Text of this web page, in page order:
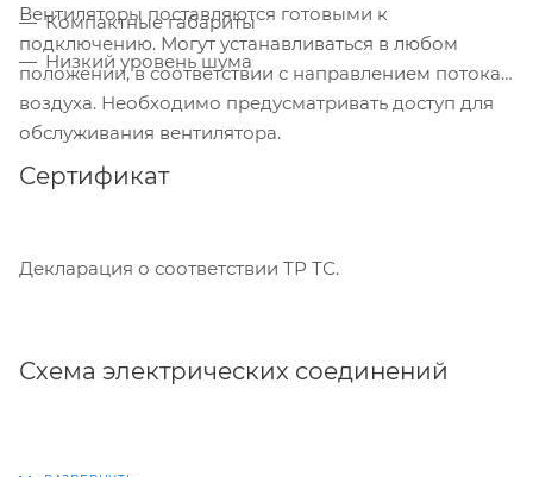
Компактные габариты
Низкий уровень шума
Вентиляторы поставляются готовыми к
подключению. Могут устанавливаться в любом
положении, в соответствии с направлением потока
воздуха. Необходимо предусматривать доступ для
обслуживания вентилятора.
Сертификат
Декларация о соответствии ТР ТС.
Схема электрических соединений